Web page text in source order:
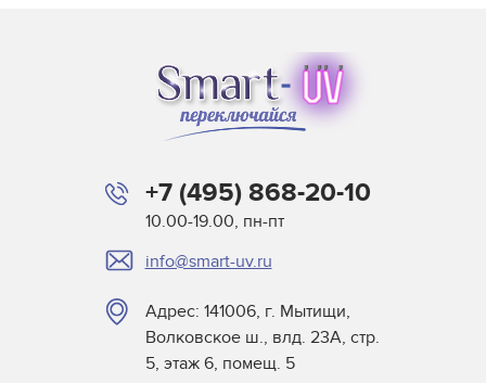
T лампы
Ксеноновые лампы
Лампы GE CSR
Лампы P28s
Лампы Philips MSI / MSD / MSR
Лампы для кино и телевидения
Лампы для проекторов
UHP/VIP
+7 (495) 868-20-10
10.00-19.00, пн-пт
info@smart-uv.ru
Адрес: 141006, г. Мытищи,
Волковское ш., влд. 23А, стр.
5, этаж 6, помещ. 5